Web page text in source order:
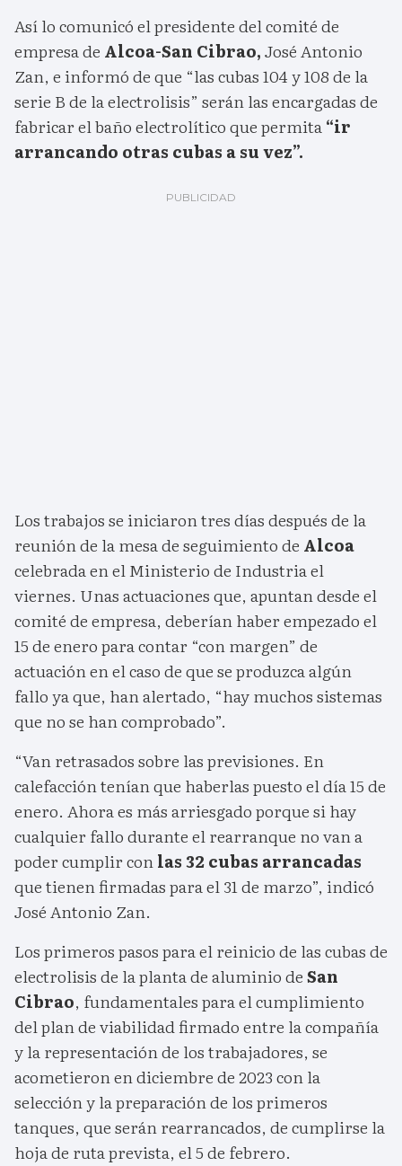
Así lo comunicó el presidente del comité de
empresa de Alcoa-San Cibrao,José Antonio
Zan, e informó de que “las cubas 104 y 108 de la
serie B de la electrolisis” serán las encargadas de
fabricar el baño electrolítico que permita“ir
arrancando otras cubas a su vez”.
Los trabajos se iniciaron tres días después de la
reunión de la mesa de seguimiento de Alcoa
celebrada en el Ministerio de Industria el
viernes. Unas actuaciones que, apuntan desde el
comité de empresa, deberían haber empezado el
15 de enero para contar “con margen” de
actuación en el caso de que se produzca algún
fallo ya que, han alertado, “hay muchos sistemas
que no se han comprobado”.
“Van retrasados sobre las previsiones. En
calefacción tenían que haberlas puesto el día 15 de
enero. Ahora es más arriesgado porque si hay
cualquier fallo durante el rearranque no van a
poder cumplir conlas 32 cubas arrancadas
que tienen firmadas para el 31 de marzo”, indicó
José Antonio Zan.
Los primeros pasos para el reinicio de las cubas de
electrolisis de la planta de aluminio deSan
Cibrao, fundamentales para el cumplimiento
del plan de viabilidad firmado entre la compañía
y la representación de los trabajadores, se
acometieron en diciembre de 2023 con la
selección y la preparación de los primeros
tanques, que serán rearrancados, de cumplirse la
hoja de ruta prevista, el 5 de febrero.